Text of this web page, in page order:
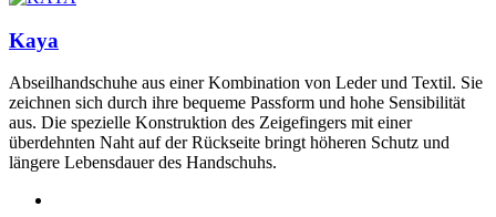
Kaya
Abseilhandschuhe aus einer Kombination von Leder und Textil. Sie
zeichnen sich durch ihre bequeme Passform und hohe Sensibilität
aus. Die spezielle Konstruktion des Zeigefingers mit einer
überdehnten Naht auf der Rückseite bringt höheren Schutz und
längere Lebensdauer des Handschuhs.